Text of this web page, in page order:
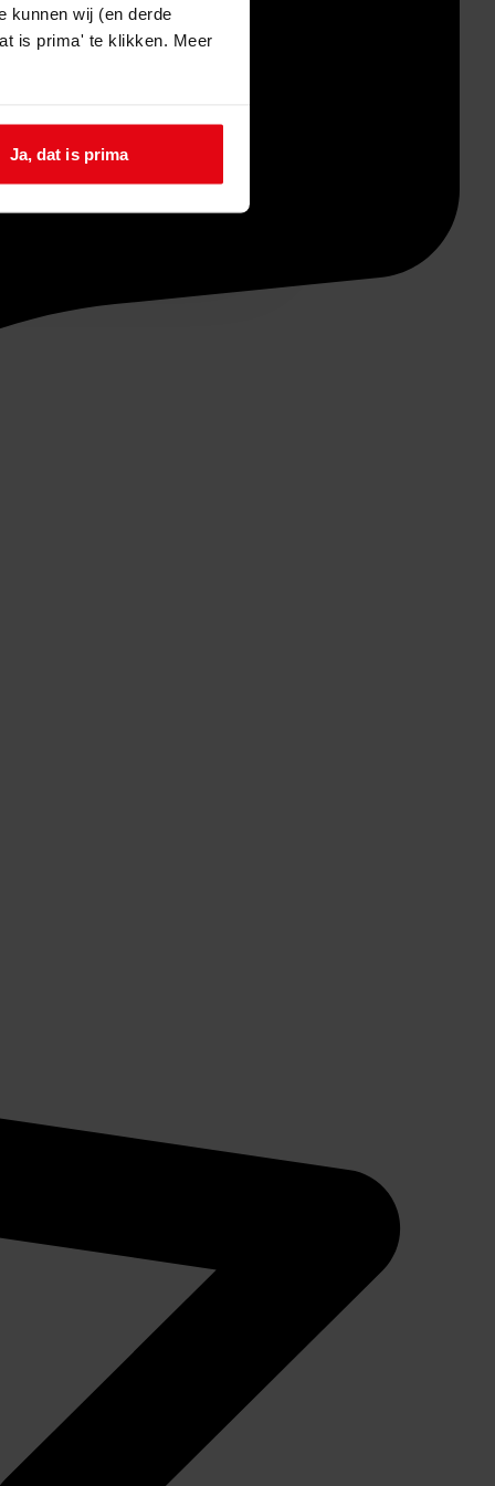
kunnen wij (en derde
is prima' te klikken. Meer
Ja, dat is prima